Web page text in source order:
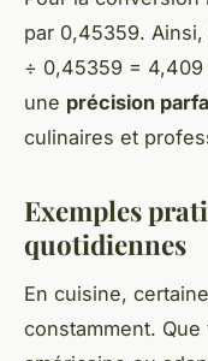
par 0,45359.
÷ 0,45359 = 4,409
une précision
culinaires et
Exemples
quotidiennes
En cuisine,
constamment.